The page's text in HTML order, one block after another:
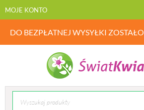
MOJE KONTO
DO BEZPŁATNEJ WYSYŁKI ZOSTAŁO